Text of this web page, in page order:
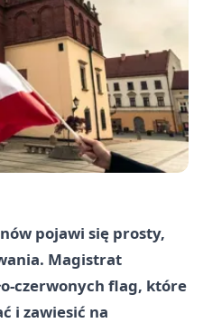
pojawi się prosty,
Magistrat
czerwonych flag, które
i zawiesić na